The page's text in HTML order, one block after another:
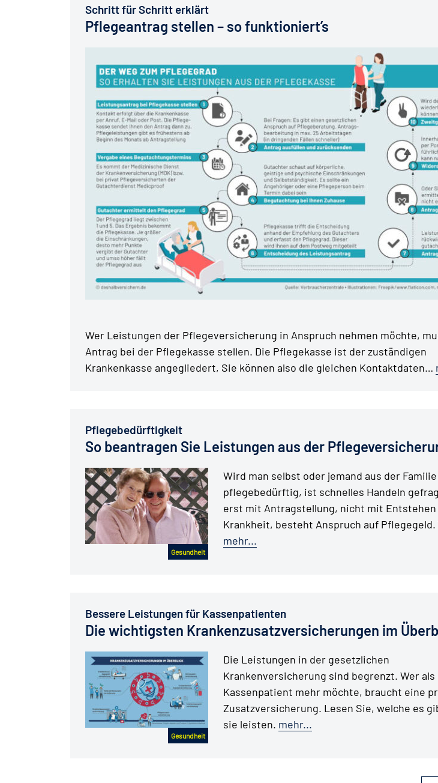
Schritt für Schritt erklärt
Pflegeantrag stellen – so funktioniert’s
Wer Leistungen der Pflegeversicherung in Anspruch nehmen möchte,
Antrag bei der Pflegekasse stellen. Die Pflegekasse ist der zuständigen
Krankenkasse angegliedert, Sie können also die gleichen Kontaktdaten…
Pflegebedürftigkeit
So beantragen Sie Leistungen aus der
Gesundheit
Wird man selbst oder jemand aus der Familie
pflegebedürftig, ist schnelles Handeln
erst mit Antragstellung, nicht mit
Krankheit, besteht Anspruch auf
mehr...
Bessere Leistungen für Kassenpatienten
Die wichtigsten Krankenzusatzversicherungen im
Gesundheit
Die Leistungen in der gesetzlichen
Krankenversicherung sind begrenzt. Wer als
Kassenpatient mehr möchte, braucht eine
Zusatzversicherung. Lesen Sie, welche es
sie leisten. mehr...